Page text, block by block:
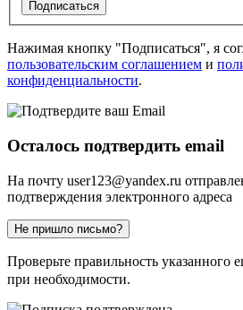
Подписаться
Нажимая кнопку "Подписаться", я
пользовательским соглашением и
конфиденциальности.
Осталось подтвердить email
На почту user123@yandex.ru
подтверждения электронного адреса
Не пришло письмо?
Проверьте правильность указанного
при необходимости.